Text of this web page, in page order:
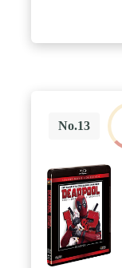
No.13